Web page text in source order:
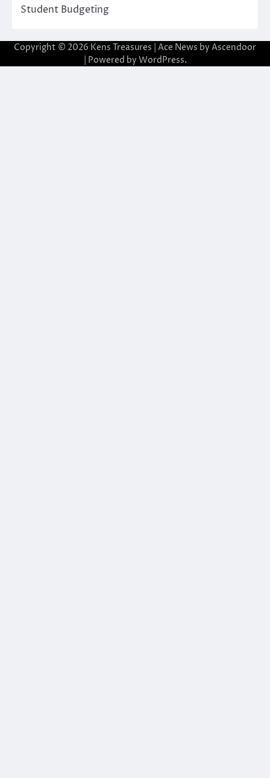
Student Budgeting
Copyright © 2026 Kens Treasures | Ace News by Ascendoor
| Powered by WordPress.